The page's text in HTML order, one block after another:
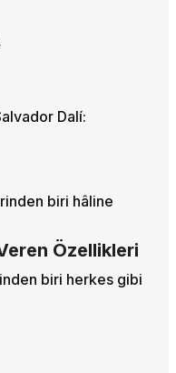
Dalí:
biri hâline
Özellikleri
biri herkes gibi